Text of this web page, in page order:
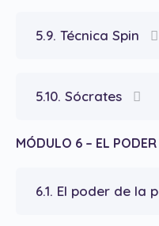
5.9. Técnica Spin
5.10. Sócrates
MÓDULO 6 – EL
6.1. El poder de la